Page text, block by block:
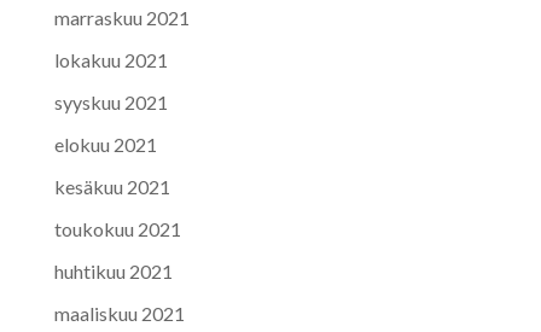
marraskuu 2021
lokakuu 2021
syyskuu 2021
elokuu 2021
kesäkuu 2021
toukokuu 2021
huhtikuu 2021
maaliskuu 2021